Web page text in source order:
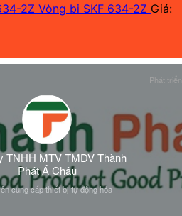
Vòng bi SKF 634-2Z Giá: